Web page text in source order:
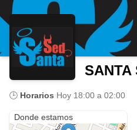
SANTA
🕒 Horarios Hoy 18:00 a 02:00
Donde estamos